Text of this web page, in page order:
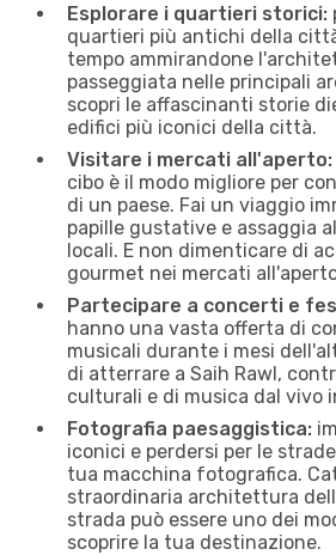
Esplorare i quartieri storici:
quartieri più antichi della
tempo ammirandone
passeggiata nelle principali
scopri le affascinanti storie
edifici più iconici della città.
Visitare i mercati all'aperto:
cibo è il modo migliore per
di un paese. Fai un viaggio
papille gustative e assaggia
locali. E non dimenticare di
gourmet nei mercati
Partecipare a concerti e
hanno una vasta offerta di
musicali durante i mesi
di atterrare a Saih Rawl,
culturali e di musica dal vivo
Fotografia paesaggistica:
iconici e perdersi per le
tua macchina fotografica.
straordinaria architettura
strada può essere uno dei
scoprire la tua destinazione.